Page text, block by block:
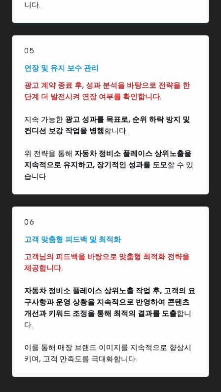
니다.
05
연장 및 유지 보수 관리
광고 계약 종료 후, 성과 분석을 바탕으로 전략을 한
단계 더 발전시켜 연장 여부를 확인합니다.
지속 가능한 광고 성과를 목표로, 순위 하락 방지 및
컨디션 보강 작업을 병행합니다.
위 전략을 통해 자동차 정비소 플레이스 상위노출을
지속적으로 유지하고, 장기적인 성과를 도모할 수 있
습니다
06
고객 맞춤형 피드백 및 최적화
고객님의 피드백을 바탕으로 맞춤형 최적화 전략을
제공합니다.
자동차 정비소 플레이스 상위노출 작업 후, 고객의 요
구사항과 운영 상황을 지속적으로 반영하여 콘텐츠
개선과 키워드 조정을 통해 최적의 결과를 도출합니
다.
이를 통해 매장 브랜드 이미지를 지속적으로 향상시
키며, 고객 만족도를 극대화합니다.